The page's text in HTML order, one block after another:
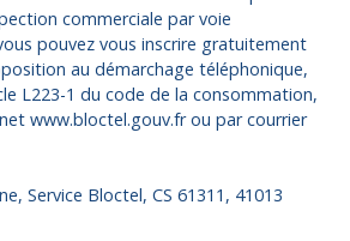
commerciale par voie
pouvez vous inscrire gratuitement
au démarchage téléphonique,
L223-1 du code de la consommation,
www.bloctel.gouv.fr ou par courrier
Service Bloctel, CS 61311, 41013